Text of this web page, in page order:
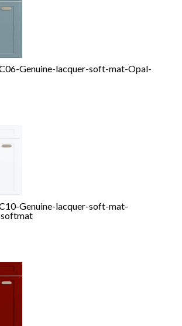
Genuine-lacquer-soft-mat-Opal-
Genuine-lacquer-soft-mat-